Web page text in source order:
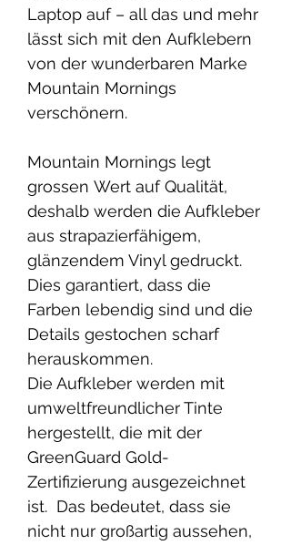
Laptop auf – all das und mehr
lässt sich mit den Aufklebern
von der wunderbaren Marke
Mountain Mornings
verschönern.
Mountain Mornings legt
grossen Wert auf Qualität,
deshalb werden die Aufkleber
aus strapazierfähigem,
glänzendem Vinyl gedruckt.
Dies garantiert, dass die
Farben lebendig sind und die
Details gestochen scharf
herauskommen.
Die Aufkleber werden mit
umweltfreundlicher Tinte
hergestellt, die mit der
GreenGuard Gold-
Zertifizierung ausgezeichnet
ist. Das bedeutet, dass sie
nicht nur großartig aussehen,